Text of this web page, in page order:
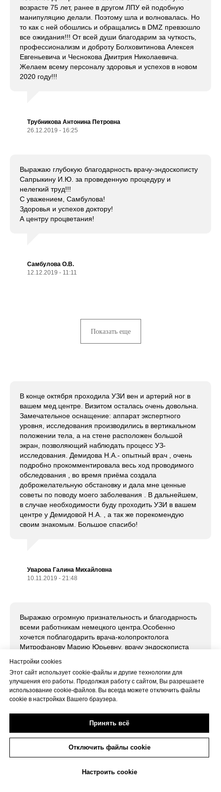
+7(473)263-20-20
возрасте 75 лет, ранее в другом ЛПУ ей подобную
манипуляцию делали. Поэтому шла и волновалась. Но
то как с ней обошлись и обращались в DMZ превзошло
все ожидания!!! От всей души благодарим за чуткость,
профессионализм и доброту Болховитинова Алексея
Евгеньевича и Чеснокова Дмитрия Николаевича.
Желаем всему персоналу здоровья и успехов в новом
2020 году!!!
Трубникова Антонина Петровна
26.12.2019 - 16:25
Выражаю глубокую благодарность врачу-эндоскописту
Сапрыкину И.Ю. за проведенную процедуру и
нелегкий труд!!!
С уважением, Самбулова!
Здоровья и успехов доктору!
А центру процветания!
Самбулова О.В.
12.12.2019 - 11:11
Показать еще
В конце октября проходила УЗИ вен и артерий ног в
вашем мед.центре. Визитом осталась очень довольна.
Замечательное оснащение: аппарат экспертного
уровня, исследования производились в вертикальном
положении тела, а на стене расположен большой
экран, позволяющий наблюдать процесс УЗ-
исследования. Демидова Н.А.- опытный врач , очень
подробно прокомментировала весь ход проводимого
обследования , во время приёма создала
доброжелательную обстановку и дала мне ценные
советы по поводу моего заболевания . В дальнейшем,
в случае необходимости буду проходить УЗИ в вашем
центре у Демидовой Н.А. , а так же порекомендую
своим знакомым. Большое спасибо!
Уварова Галина Михайловна
10.11.2019 - 21:48
Выражаю огромную признательность и благодарность
всеми работникам немецкого центра.Особенно
хочется поблагодарить врача-колопроктолога
Митрофанову Марию Юрьевну, врачу эндоскописта
Светлану Валерьевну, всему хирургическому
персоналу дежурившему 9 ноября и принимавшему
участие в проведении обследования и
операции,особенно медсестрам Ольге,Марине,
за ваши добрые слова, спасибо за ваше милосердие.
Вы чудесная команда! Дай вам Бог всем здоровья и
Настройки cookies
Этот сайт использует cookie-файлы и другие технологии для
улучшения его работы. Продолжая работу с сайтом, Вы разрешаете
использование cookie-файлов. Вы всегда можете отключить файлы
cookie в настройках Вашего браузера.
Принять всё
Отключить файлы cookie
Настроить cookie